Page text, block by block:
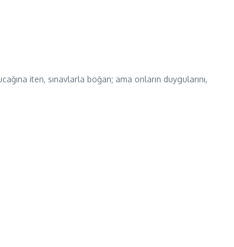
iten, sınavlarla boğan; ama onların duygularını,